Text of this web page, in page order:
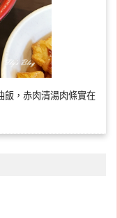
飯，赤肉清湯肉條實在